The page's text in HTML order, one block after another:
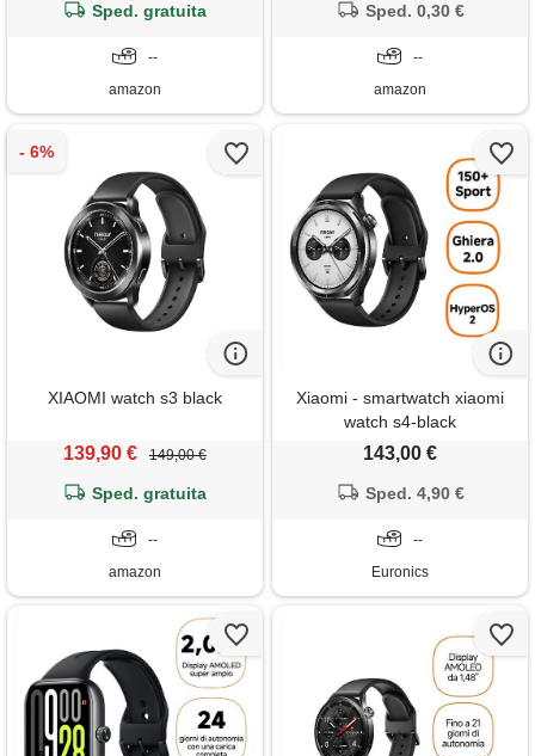
amoled fhd+ da 6,77 pollici,
Sped. gratuita
--
amazon
completo accessori
Sped. 0,30 €
--
amazon
XIAOMI watch s3 black
139,90 € 149,00 €
Sped. gratuita
--
amazon
Xiaomi - smartwatch xiaomi
watch s4-black
143,00 €
Sped. 4,90 €
--
Euronics